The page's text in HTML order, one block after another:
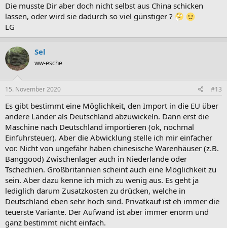
Die musste Dir aber doch nicht selbst aus China schicken
lassen, oder wird sie dadurch so viel günstiger ?
LG
Sel
ww-esche
15. November 2020 #13
Es gibt bestimmt eine Möglichkeit, den Import in die EU über
andere Länder als Deutschland abzuwickeln. Dann erst die
Maschine nach Deutschland importieren (ok, nochmal
Einfuhrsteuer). Aber die Abwicklung stelle ich mir einfacher
vor. Nicht von ungefähr haben chinesische Warenhäuser (z.B.
Banggood) Zwischenlager auch in Niederlande oder
Tschechien. Großbritannien scheint auch eine Möglichkeit zu
sein. Aber dazu kenne ich mich zu wenig aus. Es geht ja
lediglich darum Zusatzkosten zu drücken, welche in
Deutschland eben sehr hoch sind. Privatkauf ist eh immer die
teuerste Variante. Der Aufwand ist aber immer enorm und
ganz bestimmt nicht einfach.